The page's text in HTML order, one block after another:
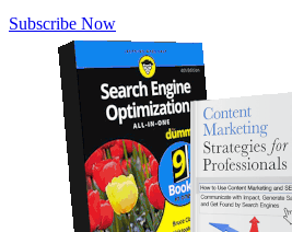
Subscribe Now